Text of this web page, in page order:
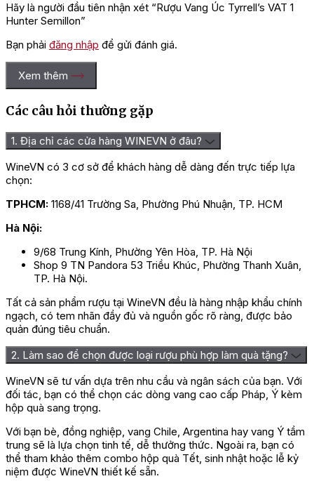
Hãy là người đầu tiên nhận xét “Rượu Vang Úc Tyrrell’s VAT 1
Hunter Semillon”
Bạn phải đăng nhập để gửi đánh giá.
Xem thêm
Các câu hỏi thường gặp
1. Địa chỉ các cửa hàng WINEVN ở đâu?
WineVN có 3 cơ sở để khách hàng dễ dàng đến trực tiếp lựa
chọn:
TPHCM: 1168/41 Trường Sa, Phường Phú Nhuận, TP. HCM
Hà Nội:
9/68 Trung Kính, Phường Yên Hòa, TP. Hà Nội
Shop 9 TN Pandora 53 Triều Khúc, Phường Thanh Xuân,
TP. Hà Nội.
Tất cả sản phẩm rượu tại WineVN đều là hàng nhập khẩu chính
ngạch, có tem nhãn đầy đủ và nguồn gốc rõ ràng, được bảo
quản đúng tiêu chuẩn.
2. Làm sao để chọn được loại rượu phù hợp làm quà tặng?
WineVN sẽ tư vấn dựa trên nhu cầu và ngân sách của bạn. Với
đối tác, bạn có thể chọn các dòng vang cao cấp Pháp, Ý kèm
hộp quà sang trọng.
Với bạn bè, đồng nghiệp, vang Chile, Argentina hay vang Ý tầm
trung sẽ là lựa chọn tinh tế, dễ thưởng thức. Ngoài ra, bạn có
thể tham khảo thêm combo hộp quà Tết, sinh nhật hoặc lễ kỷ
niệm được WineVN thiết kế sẵn.